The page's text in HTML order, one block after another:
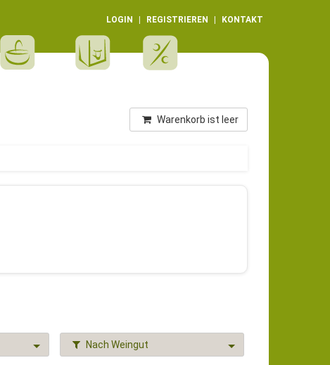
LOGIN REGISTRIEREN KONTAKT
Warenkorb ist leer
Nach Weingut